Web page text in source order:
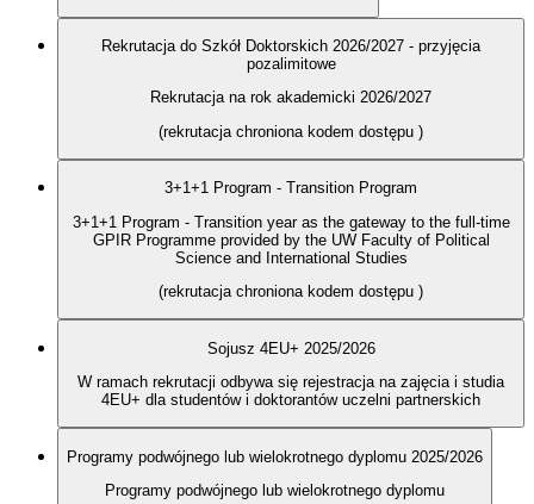
Rekrutacja do Szkół Doktorskich 2026/2027 - przyjęcia
pozalimitowe
Rekrutacja na rok akademicki 2026/2027
(rekrutacja chroniona kodem dostępu )
3+1+1 Program - Transition Program
3+1+1 Program - Transition year as the gateway to the full-time
GPIR Programme provided by the UW Faculty of Political
Science and International Studies
(rekrutacja chroniona kodem dostępu )
Sojusz 4EU+ 2025/2026
W ramach rekrutacji odbywa się rejestracja na zajęcia i studia
4EU+ dla studentów i doktorantów uczelni partnerskich
Programy podwójnego lub wielokrotnego dyplomu 2025/2026
Programy podwójnego lub wielokrotnego dyplomu